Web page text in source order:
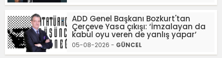
ADD Genel Başkanı Bozkurt'tan
Çerçeve Yasa çıkışı: ‘İmzalayan da
kabul oyu veren de yanlış yapar’
05-08-2026 - GÜNCEL